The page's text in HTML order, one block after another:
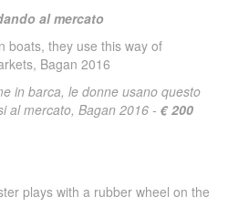
al mercato
boats, they use this way of
Bagan 2016
in barca, le donne usano questo
al mercato, Bagan 2016 - € 200
plays with a rubber wheel on the